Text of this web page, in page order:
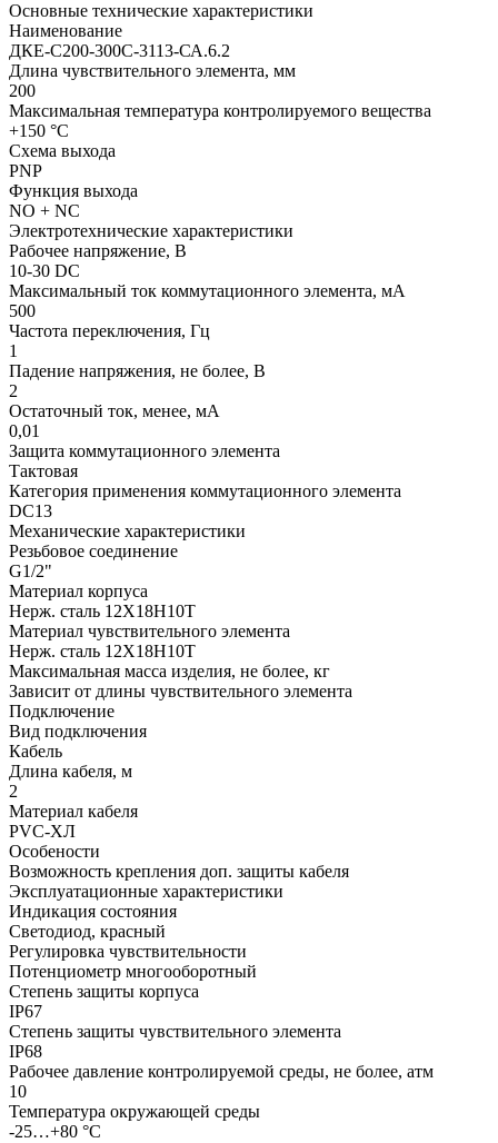
Основные технические характеристики
Наименование
ДКЕ-С200-300С-3113-СА.6.2
Длина чувствительного элемента, мм
200
Максимальная температура контролируемого вещества
+150 °С
Схема выхода
PNP
Функция выхода
NO + NC
Электротехнические характеристики
Рабочее напряжение, В
10-30 DC
Максимальный ток коммутационного элемента, мА
500
Частота переключения, Гц
1
Падение напряжения, не более, В
2
Остаточный ток, менее, мА
0,01
Защита коммутационного элемента
Тактовая
Категория применения коммутационного элемента
DC13
Механические характеристики
Резьбовое соединение
G1/2"
Материал корпуса
Нерж. сталь 12Х18Н10Т
Материал чувствительного элемента
Нерж. сталь 12Х18Н10Т
Максимальная масса изделия, не более, кг
Зависит от длины чувствительного элемента
Подключение
Вид подключения
Кабель
Длина кабеля, м
2
Материал кабеля
PVC-ХЛ
Особености
Возможность крепления доп. защиты кабеля
Эксплуатационные характеристики
Индикация состояния
Светодиод, красный
Регулировка чувствительности
Потенциометр многооборотный
Степень защиты корпуса
IP67
Степень защиты чувствительного элемента
IP68
Рабочее давление контролируемой среды, не более, атм
10
Температура окружающей среды
-25…+80 °С